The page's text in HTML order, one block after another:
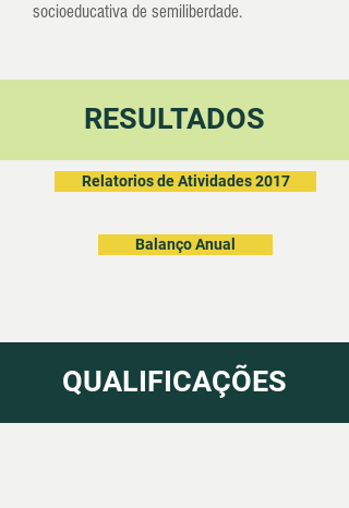
socioeducativa de semiliberdade.
RESULTADOS
Relatorios de Atividades 2017
Balanço Anual
QUALIFICAÇÕES